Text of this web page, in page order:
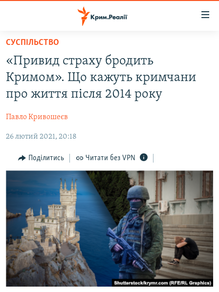
Перейти
основного
матеріалу
Перейти
до
основної
навігації
Перейти
пошуку
ВОДА.КРИМ
ВІДЕО ТА ФОТО
БЛОГИ
ПОГЛЯД
ІНТЕРВ'Ю
СПЕЦПРОЕКТИ
ДЕПОРТАЦІЯ
ВІДЕОУРОКИ «ELIFBE»
СВІДЧЕННЯ ОКУПАЦІЇ
УКРАЇНСЬКА ПРОБЛЕМА КРИМУ
ІНФОГРАФІКА
ЯК ОБІЙТИ БЛОКУВАННЯ
Русский
Qırımtatar
ДОЛУЧАЙСЯ!
СУСПІЛЬСТВО
«Привид страху бродить
Кримом». Що кажуть кримчани
про життя після 2014 року
Павло Кривошеєв
26 лютий 2021, 20:18
Поділитись Читати без VPN